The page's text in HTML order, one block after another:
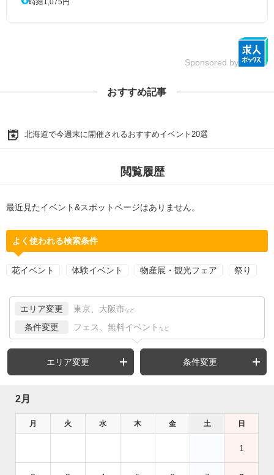
時給1,075円
Sponsored by
おすすめ記事
北海道で今週末に開催されるおすすめイベント20選
閲覧履歴
最近見たイベント&スポットページはありません。
よく使われる検索条件
花イベント 体験イベント 物産展・観光フェア 祭り
エリア変更 東京、大阪市 など
条件変更 フェス、無料イベント など
エリア変更 条件変更
2月
月 火 水 木 金 土 日
1